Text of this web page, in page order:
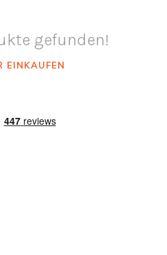
gefunden!
EINKAUFEN